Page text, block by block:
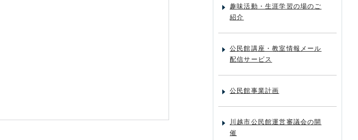
趣味活動・生涯学習の場のご
紹介
公民館講座・教室情報メール
配信サービス
公民館事業計画
川越市公民館運営審議会の開
催